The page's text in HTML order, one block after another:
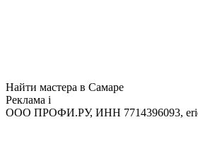
Найти мастера в Самаре
Реклама i
ООО ПРОФИ.РУ, ИНН 7714396093,